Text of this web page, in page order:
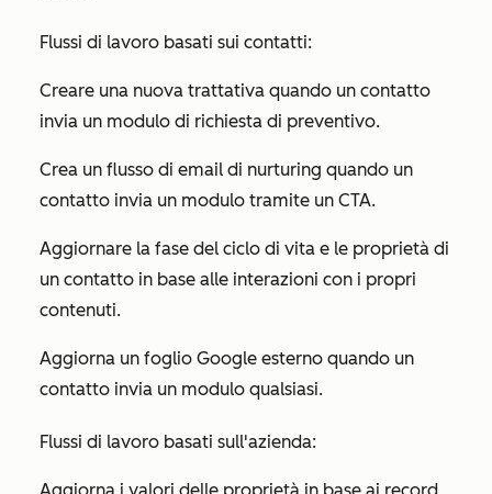
Flussi di lavoro basati sui contatti:
Creare una nuova trattativa quando un contatto
invia un modulo di richiesta di preventivo.
Crea un flusso di email di nurturing quando un
contatto invia un modulo tramite un CTA.
Aggiornare la fase del ciclo di vita e le proprietà di
un contatto in base alle interazioni con i propri
contenuti.
Aggiorna un foglio Google esterno quando un
contatto invia un modulo qualsiasi.
Flussi di lavoro basati sull'azienda: